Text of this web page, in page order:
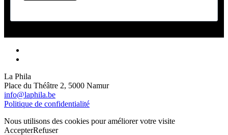
La Phila
Place du Théâtre 2, 5000 Namur
info@laphila.be
Politique de confidentialité
Nous utilisons des cookies pour améliorer votre visite
AccepterRefuser